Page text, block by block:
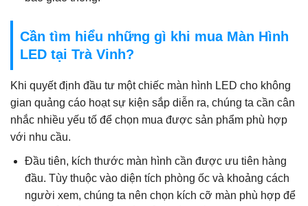
Cần tìm hiểu những gì khi mua Màn Hình
LED tại Trà Vinh?
Khi quyết định đầu tư một chiếc màn hình LED cho không
gian quảng cáo hoạt sự kiện sắp diễn ra, chúng ta cần cân
nhắc nhiều yếu tố để chọn mua được sản phẩm phù hợp
với nhu cầu.
Đầu tiên, kích thước màn hình cần được ưu tiên hàng
đầu. Tùy thuộc vào diện tích phòng ốc và khoảng cách
người xem, chúng ta nên chọn kích cỡ màn phù hợp để